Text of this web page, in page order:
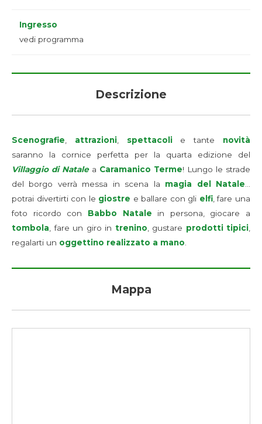
Ingresso
vedi programma
Descrizione
Scenografie, attrazioni, spettacolie tante novità
saranno la cornice perfetta per la quarta edizione del
Villaggio di Natalea Caramanico Terme! Lungo le strade
del borgo verrà messa in scena la magia del Natale…
potrai divertirti con le giostre e ballare con gli elfi, fare una
foto ricordo con Babbo Natale in persona, giocare a
tombola, fare un giro in trenino, gustare prodotti tipici,
regalarti un oggettino realizzato a mano.
Mappa